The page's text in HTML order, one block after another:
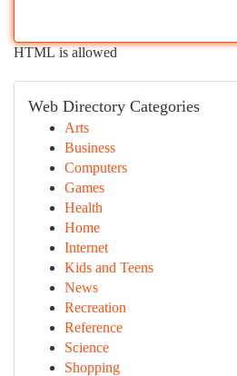
HTML is allowed
Web Directory Categories
Arts
Business
Computers
Games
Health
Home
Internet
Kids and Teens
News
Recreation
Reference
Science
Shopping